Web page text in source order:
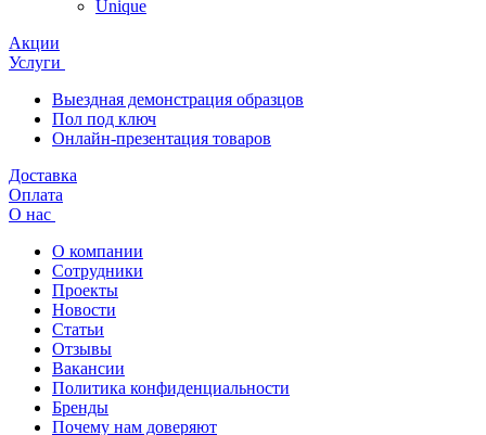
Unique
Акции
Услуги
Выездная демонстрация образцов
Пол под ключ
Онлайн-презентация товаров
Доставка
Оплата
О нас
О компании
Сотрудники
Проекты
Новости
Статьи
Отзывы
Вакансии
Политика конфиденциальности
Бренды
Почему нам доверяют